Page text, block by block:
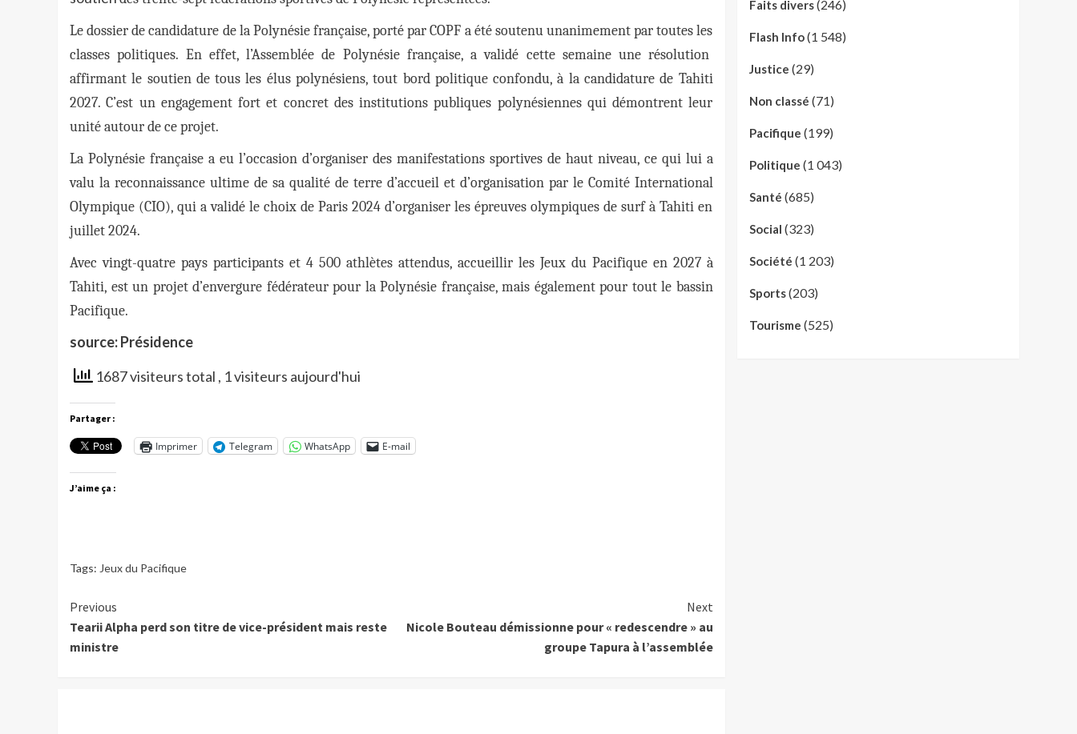
Le dossier de candidature de la Polynésie française, porté par COPF a été soutenu unanimement par toutes les
classes politiques. En effet, l’Assemblée de Polynésie française, a validé cette semaine une résolution
affirmant le soutien de tous les élus polynésiens, tout bord politique confondu, à la candidature de Tahiti
2027. C’est un engagement fort et concret des institutions publiques polynésiennes qui démontrent leur
unité autour de ce projet.
La Polynésie française a eu l’occasion d’organiser des manifestations sportives de haut niveau, ce qui lui a
valu la reconnaissance ultime de sa qualité de terre d’accueil et d’organisation par le Comité International
Olympique (CIO), qui a validé le choix de Paris 2024 d’organiser les épreuves olympiques de surf à Tahiti en
juillet 2024.
Avec vingt-quatre pays participants et 4 500 athlètes attendus, accueillir les Jeux du Pacifique en 2027 à
Tahiti, est un projet d’envergure fédérateur pour la Polynésie française, mais également pour tout le bassin
Pacifique.
source: Présidence
1687 visiteurs total , 1 visiteurs aujourd'hui
Partager :
Imprimer Telegram WhatsApp E-mail
J’aime ça :
Tags: Jeux du Pacifique
Continue
Reading
Previous
Tearii Alpha perd son titre de vice-président mais reste
ministre
Next
Nicole Bouteau démissionne pour « redescendre » au
groupe Tapura à l’assemblée
Faits divers(246)
Flash Info(1 548)
Justice (29)
Non classé (71)
Pacifique (199)
Politique (1 043)
Santé (685)
Social (323)
Société (1 203)
Sports(203)
Tourisme (525)